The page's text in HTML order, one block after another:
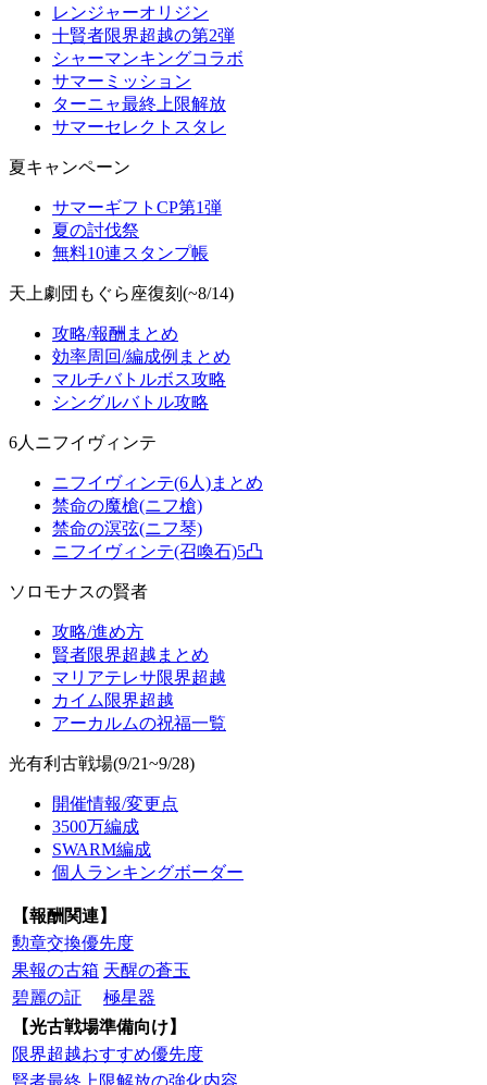
レンジャーオリジン
十賢者限界超越の第2弾
シャーマンキングコラボ
サマーミッション
ターニャ最終上限解放
サマーセレクトスタレ
夏キャンペーン
サマーギフトCP第1弾
夏の討伐祭
無料10連スタンプ帳
天上劇団もぐら座復刻(~8/14)
攻略/報酬まとめ
効率周回/編成例まとめ
マルチバトルボス攻略
シングルバトル攻略
6人ニフイヴィンテ
ニフイヴィンテ(6人)まとめ
禁命の魔槍(ニフ槍)
禁命の溟弦(ニフ琴)
ニフイヴィンテ(召喚石)5凸
ソロモナスの賢者
攻略/進め方
賢者限界超越まとめ
マリアテレサ限界超越
カイム限界超越
アーカルムの祝福一覧
光有利古戦場(9/21~9/28)
開催情報/変更点
3500万編成
SWARM編成
個人ランキングボーダー
【報酬関連】
勲章交換優先度
果報の古箱 天醒の蒼玉
碧麗の証
極星器
【光古戦場準備向け】
限界超越おすすめ優先度
賢者最終上限解放の強化内容